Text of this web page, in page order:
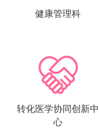
健康管理科
转化医学协同创新中
心